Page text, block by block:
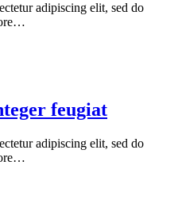
adipiscing elit, sed do
feugiat
adipiscing elit, sed do